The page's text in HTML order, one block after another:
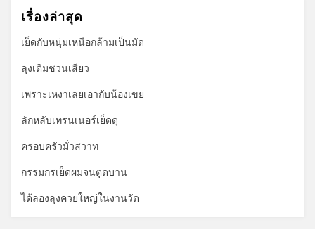
เรื่องล่าสุด
เย็ดกับหนุ่มเหนือกล้ามเป็นมัด
ลุงเติมชวนเสียว
เพราะเหงาเลยเอากับน้องเขย
ลักหลับเทรนเนอร์เย็ดดุ
ครอบครัวมั่วสวาท
กรรมกรเย็ดผมจนตูดบาน
ได้ลองลุงควยใหญ่ในงานวัด